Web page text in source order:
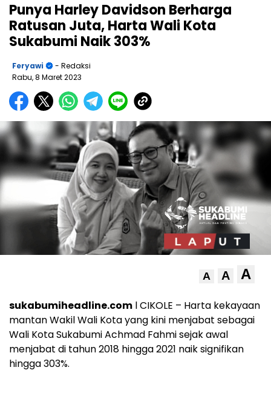
Punya Harley Davidson Berharga
Ratusan Juta, Harta Wali Kota
Sukabumi Naik 303%
Feryawi
- Redaksi
Rabu, 8 Maret 2023
A A A
sukabumiheadline.com l CIKOLE – Harta kekayaan
mantan Wakil Wali Kota yang kini menjabat sebagai
Wali Kota Sukabumi Achmad Fahmi sejak awal
menjabat di tahun 2018 hingga 2021 naik signifikan
hingga 303%.